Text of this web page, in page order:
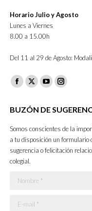
Horario Julio y Agosto
Lunes a Viernes
8.00 a 15.00h
Del 11 al 29 de Agosto:
Facebook
opens
new
window
X
opens
new
window
YouTube
opens
new
window
Instagram
opens
in
new
window
BUZÓN DE
Somos conscientes de la
a tu disposición un formulario
sugerencia o felicitación
colegial.
Nombre *
E-mail *